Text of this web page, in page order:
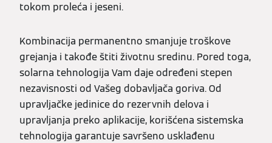
tokom proleća i jeseni.
Kombinacija permanentno smanjuje troškove
grejanja i takođe štiti životnu sredinu. Pored toga,
solarna tehnologija Vam daje određeni stepen
nezavisnosti od Vašeg dobavljača goriva. Od
upravljačke jedinice do rezervnih delova i
upravljanja preko aplikacije, korišćena sistemska
tehnologija garantuje savršeno usklađenu